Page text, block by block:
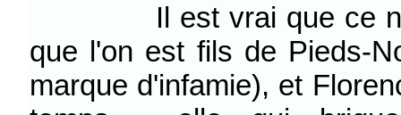
Il est vrai que ce
que l'on est fils de Pieds-
marque d'infamie), et